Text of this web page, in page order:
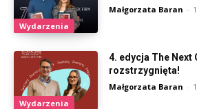
Wydarzenia
Małgorzata Baran -
Wydarzenia
4. edycja The Next
rozstrzygnięta!
Małgorzata Baran -